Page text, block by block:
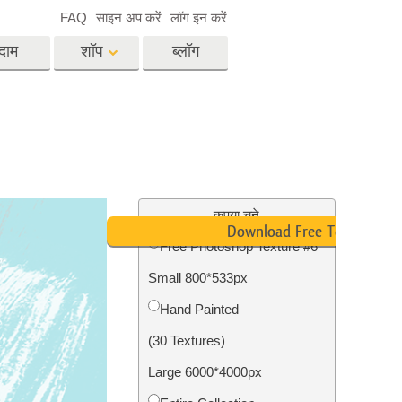
फोटो स्टोर स्टेशन सर्विसेज
शॉप ब्लॉग
FAQ साइन अप करें लॉग इन करें
कृपया चुने
Free Photoshop Texture #6
Small 800*533px
Hand Painted
(30 Textures)
Large 6000*4000px
Download Free Texture